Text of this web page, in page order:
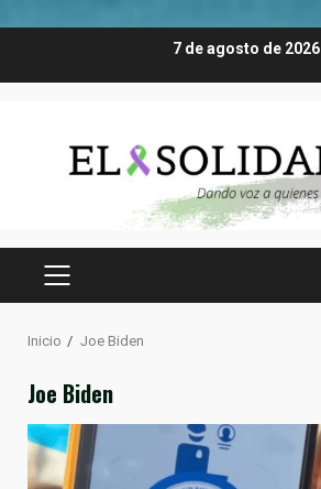
7 de agosto de 2026
MENÚ
Inicio Joe Biden
Joe Biden